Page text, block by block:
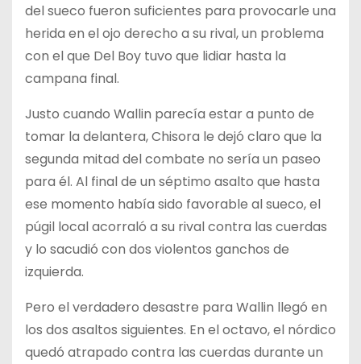
del sueco fueron suficientes para provocarle una
herida en el ojo derecho a su rival, un problema
con el que Del Boy tuvo que lidiar hasta la
campana final.
Justo cuando Wallin parecía estar a punto de
tomar la delantera, Chisora le dejó claro que la
segunda mitad del combate no sería un paseo
para él. Al final de un séptimo asalto que hasta
ese momento había sido favorable al sueco, el
púgil local acorraló a su rival contra las cuerdas
y lo sacudió con dos violentos ganchos de
izquierda.
Pero el verdadero desastre para Wallin llegó en
los dos asaltos siguientes. En el octavo, el nórdico
quedó atrapado contra las cuerdas durante un